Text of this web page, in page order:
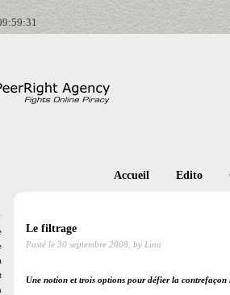
Accueil Edito
Le filtrage
Posté le 30 septembre 2008, by Lina
Une notion et trois options pour défier la